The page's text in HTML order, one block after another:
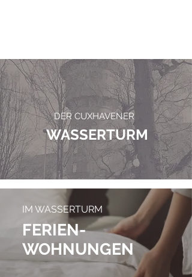
DER CUXHAVENER
WASSERTURM
IM WASSERTURM
FERIEN-
WOHNUNGEN